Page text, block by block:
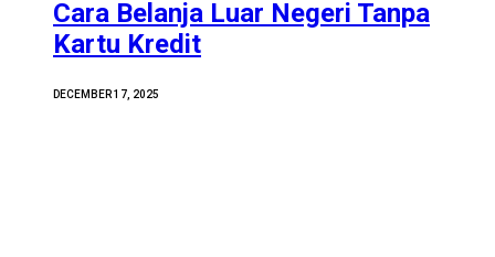
Cara Belanja Luar Negeri Tanpa
Kartu Kredit
DECEMBER 17, 2025